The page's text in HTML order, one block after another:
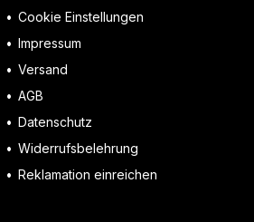
Cookie Einstellungen
Impressum
Versand
AGB
Datenschutz
Widerrufsbelehrung
Reklamation einreichen